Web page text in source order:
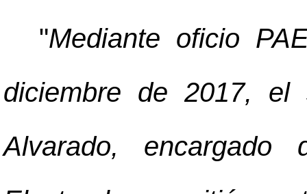
"Mediante oficio
diciembre de 2017, el
Alvarado, encargado